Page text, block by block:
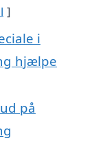
i
hjælpe
på